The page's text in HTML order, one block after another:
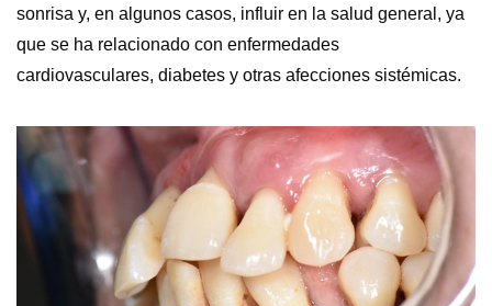
sonrisa y, en algunos casos, influir en la salud general, ya
que se ha relacionado con enfermedades
cardiovasculares, diabetes y otras afecciones sistémicas.